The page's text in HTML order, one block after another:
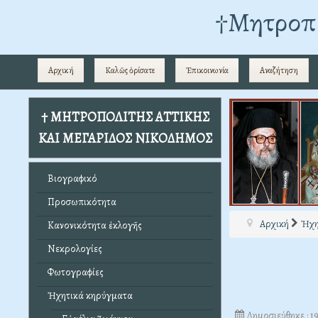
Αρχική Καλῶς ὁρίσατε Ἐπικοινωνία Αναζήτηση
† ΜΗΤΡΟΠΟΛΙΤΗΣ ΑΤΤΙΚΗΣ
ΚΑΙ ΜΕΓΑΡΙΔΟΣ ΝΙΚΟΔΗΜΟΣ
Βιογραφικό
Προσωπικότητα
Κανονικότητα ἐκλογῆς
Νεκρολογίες
Φωτογραφίες
Ἠχητικά κηρύγματα
Αρχική
Δημοσιεύθηκε :